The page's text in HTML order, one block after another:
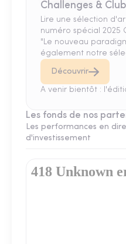
Challenges &
Lire une sélection
numéro spécial 2025
"Le nouveau
également notre
Découvrir
A venir bientôt :
Les fonds de nos
Les performances en
d'investissement